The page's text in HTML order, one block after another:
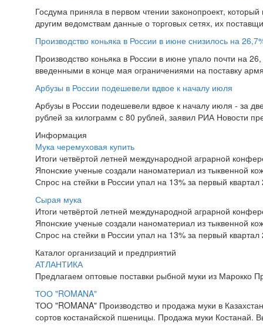
Госдума приняла в первом чтении законопроект,
другим ведомствам данные о торговых сетях, их
Производство коньяка в России в июне снизилось на
Производство коньяка в России в июне упало почти на
введенными в конце мая ограничениями на поставку
Арбузы в России подешевели вдвое к началу июля
Арбузы в России подешевели вдвое к началу июля - за
рублей за килограмм с 80 рублей, заявил РИА Новости
Информация
Мука черемуховая купить
Итоги четвёртой летней международной аграрной
Японские ученые создали наноматериал из тыквенной
Спрос на стейки в России упал на 13% за первый квартал
Сырая мука
Итоги четвёртой летней международной аграрной
Японские ученые создали наноматериал из тыквенной
Спрос на стейки в России упал на 13% за первый квартал
Каталог организаций и предприятий
АТЛАНТИКА
Предлагаем оптовые поставки рыбной муки из Марокко
ТОО "ROMANA"
ТОО "ROMANA" Производство и продажа муки в
сортов костанайской пшеницы. Продажа муки Костанай.